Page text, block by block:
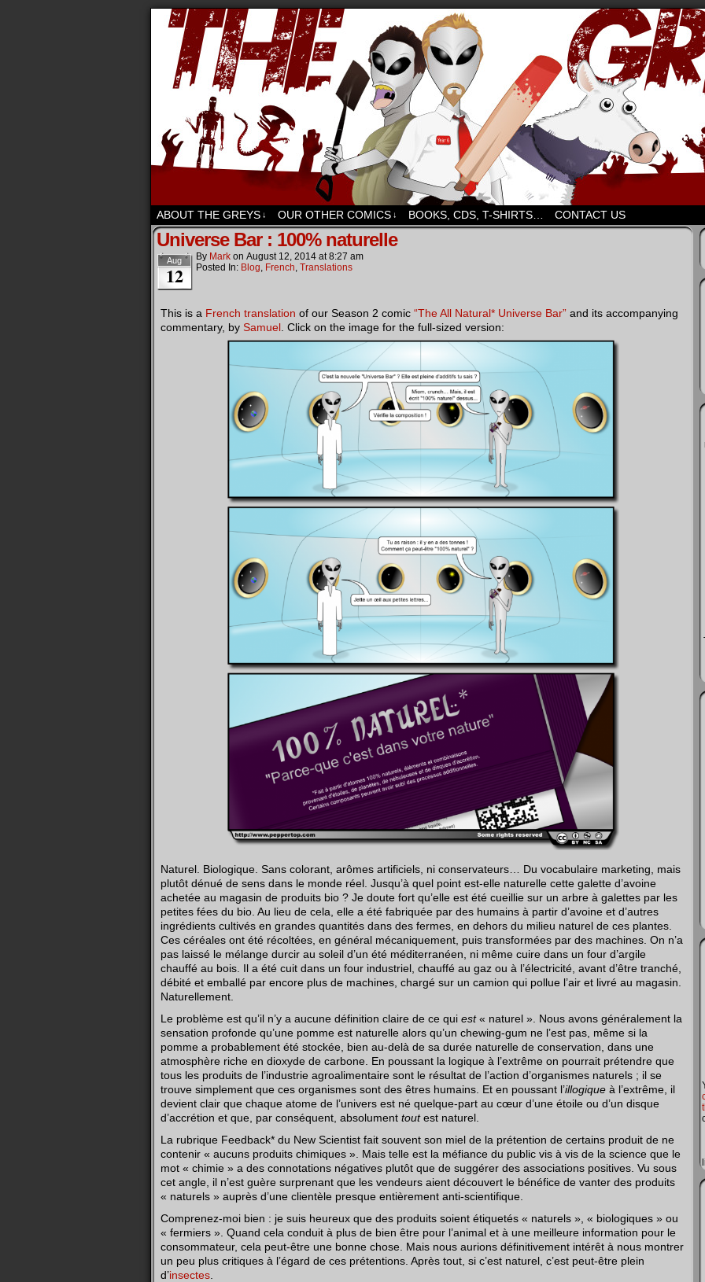
Sci-fi, fantasy and humour. But mostly humour. Mostly.
ABOUT THE GREYS ↓ OUR OTHER COMICS ↓ BOOKS, CDS, T-SHIRTS… CONTACT US
Universe Bar : 100% naturelle
Aug
12
By Mark on August 12, 2014 at8:27 am
Posted In: Blog, French, Translations
This is a French translation of our Season 2 comic “The All Natural* Universe Bar” and its accompanying
commentary, by Samuel . Click on the image for the full-sized version:
Naturel. Biologique. Sans colorant, arômes artificiels, ni conservateurs… Du vocabulaire marketing, mais
plutôt dénué de sens dans le monde réel. Jusqu’à quel point est-elle naturelle cette galette d’avoine
achetée au magasin de produits bio ? Je doute fort qu’elle est été cueillie sur un arbre à galettes par les
petites fées du bio. Au lieu de cela, elle a été fabriquée par des humains à partir d’avoine et d’autres
ingrédients cultivés en grandes quantités dans des fermes, en dehors du milieu naturel de ces plantes.
Ces céréales ont été récoltées, en général mécaniquement, puis transformées par des machines. On n’a
pas laissé le mélange durcir au soleil d’un été méditerranéen, ni même cuire dans un four d’argile
chauffé au bois. Il a été cuit dans un four industriel, chauffé au gaz ou à l’électricité, avant d’être tranché,
débité et emballé par encore plus de machines, chargé sur un camion qui pollue l’air et livré au magasin.
Naturellement.
Le problème est qu’il n’y a aucune définition claire de ce qui est« naturel ». Nous avons généralement la
sensation profonde qu’une pomme est naturelle alors qu’un chewing-gum ne l’est pas, même si la
pomme a probablement été stockée, bien au-delà de sa durée naturelle de conservation, dans une
atmosphère riche en dioxyde de carbone. En poussant la logique à l’extrême on pourrait prétendre que
tous les produits de l’industrie agroalimentaire sont le résultat de l’action d’organismes naturels ; il se
trouve simplement que ces organismes sont des êtres humains. Et en poussant l’illogique à l’extrême, il
devient clair que chaque atome de l’univers est né quelque-part au cœur d’une étoile ou d’un disque
d’accrétion et que, par conséquent, absolument toutest naturel.
La rubrique Feedback* du New Scientist fait souvent son miel de la prétention de certains produit de ne
contenir « aucuns produits chimiques ». Mais telle est la méfiance du public vis à vis de la science que le
mot « chimie » a des connotations négatives plutôt que de suggérer des associations positives. Vu sous
cet angle, il n’est guère surprenant que les vendeurs aient découvert le bénéfice de vanter des produits
« naturels » auprès d’une clientèle presque entièrement anti-scientifique.
Comprenez-moi bien : je suis heureux que des produits soient étiquetés « naturels », « biologiques » ou
« fermiers ». Quand cela conduit à plus de bien être pour l’animal et à une meilleure information pour le
consommateur, cela peut-être une bonne chose. Mais nous aurions définitivement intérêt à nous montrer
un peu plus critiques à l’égard de ces prétentions. Après tout, si c’est naturel, c’est peut-être plein
d’insectes